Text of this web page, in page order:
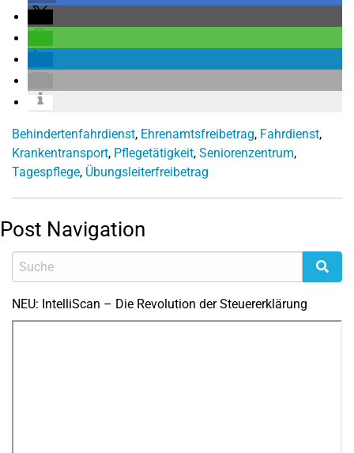
Behindertenfahrdienst, Ehrenamtsfreibetrag, Fahrdienst,
Krankentransport, Pflegetätigkeit, Seniorenzentrum,
Tagespflege, Übungsleiterfreibetrag
Post Navigation
NEU: IntelliScan – Die Revolution der Steuererklärung